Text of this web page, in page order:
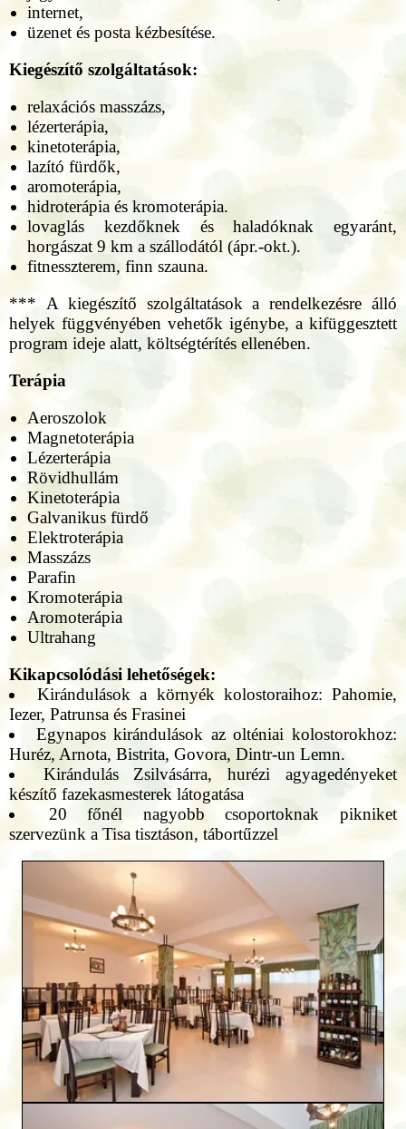
internet,
üzenet és posta kézbesítése.
Kiegészítő szolgáltatások:
relaxációs masszázs,
lézerterápia,
kinetoterápia,
lazító fürdők,
aromoterápia,
hidroterápia és kromoterápia.
lovaglás kezdőknek és haladóknak egyaránt,
horgászat 9 km a szállodától (ápr.-okt.).
fitnesszterem, finn szauna.
*** A kiegészítő szolgáltatások a rendelkezésre álló
helyek függvényében vehetők igénybe, a kifüggesztett
program ideje alatt, költségtérítés ellenében.
Terápia
Aeroszolok
Magnetoterápia
Lézerterápia
Rövidhullám
Kinetoterápia
Galvanikus fürdő
Elektroterápia
Masszázs
Parafin
Kromoterápia
Aromoterápia
Ultrahang
Kikapcsolódási lehetőségek:
Kirándulások a környék kolostoraihoz: Pahomie,
Iezer, Patrunsa és Frasinei
Egynapos kirándulások az olténiai kolostorokhoz:
Huréz, Arnota, Bistrita, Govora, Dintr-un Lemn.
Kirándulás Zsilvásárra, hurézi agyagedényeket
készítő fazekasmesterek látogatása
20 főnél nagyobb csoportoknak pikniket
szervezünk a Tisa tisztáson, tábortűzzel